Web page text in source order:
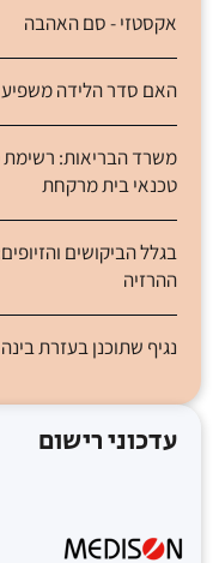
אקסטזי - סם האהבה
האם סדר הלידה משפיע
משרד הבריאות: רשימת
טכנאי בית מרקחת
בגלל הביקושים
ההרזיה
נגיף שתוכנן בעזרת
עדכוני רישום